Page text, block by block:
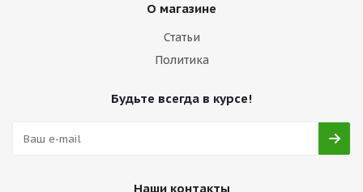
О магазине
Статьи
Политика
Будьте всегда в курсе!
Наши контакты